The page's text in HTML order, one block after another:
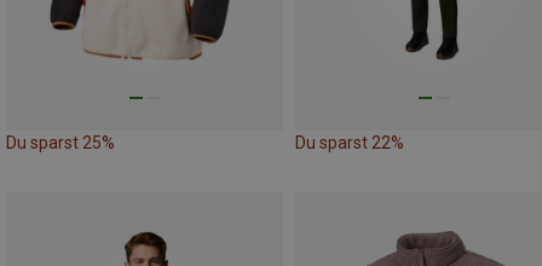
Du sparst 25% Du sparst 22%